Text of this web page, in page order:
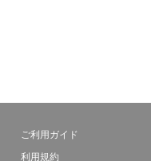
ご利用ガイド
利用規約